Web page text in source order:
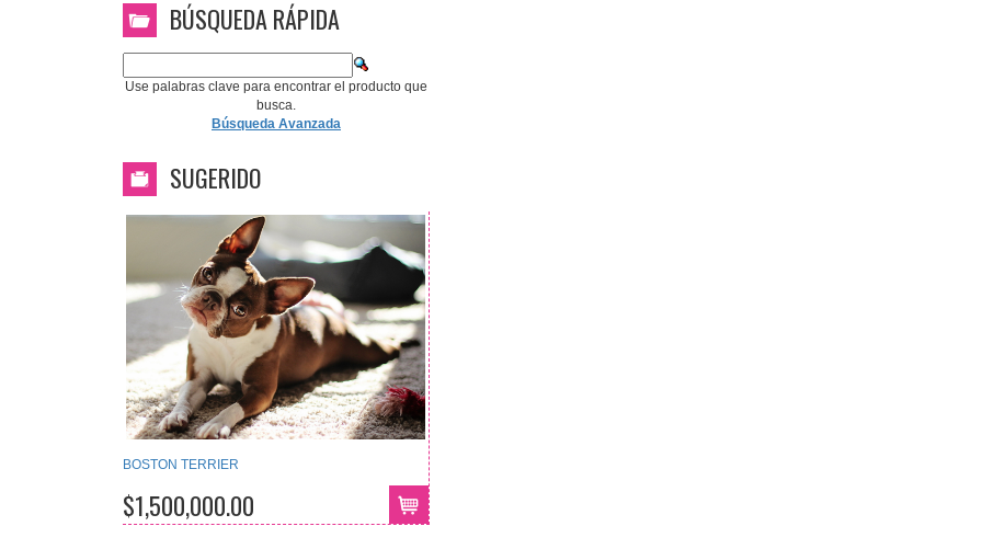
BÚSQUEDA RÁPIDA
Use palabras clave para encontrar el producto que
busca.
Búsqueda Avanzada
SUGERIDO
BOSTON TERRIER
$1,500,000.00